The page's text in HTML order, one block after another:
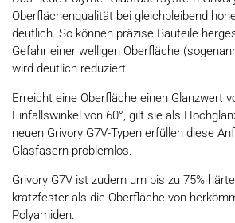
Oberflächenqualität bei gleichbleibend
deutlich. So können präzise Bauteile
Gefahr einer welligen Oberfläche
wird deutlich reduziert.
Erreicht eine Oberfläche einen Glanzwert
Einfallswinkel von 60°, gilt sie als
neuen Grivory G7V-Typen erfüllen diese
Glasfasern problemlos.
Grivory G7V ist zudem um bis zu 75%
kratzfester als die Oberfläche von
Polyamiden.